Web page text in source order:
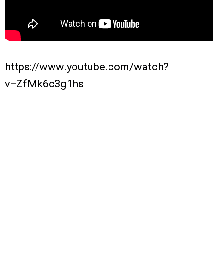
https://www.youtube.com/watch?
v=ZfMk6c3g1hs